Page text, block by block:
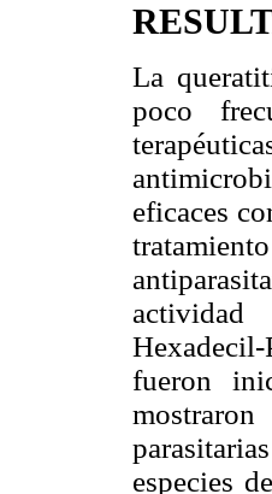
La
poco
eficaces
actividad
fueron
especies